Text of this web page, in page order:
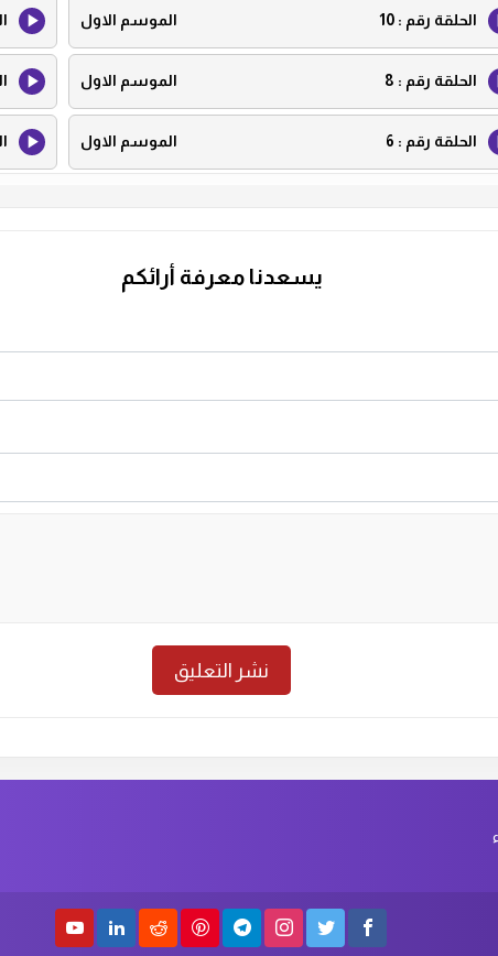
الحلقة رقم :10 الموسم الاول
الحلقة رقم : 8 الموسم الاول
الحلقة رقم : 6 الموسم الاول
الموسم الاول
يسعدنا معرفة أرائكم